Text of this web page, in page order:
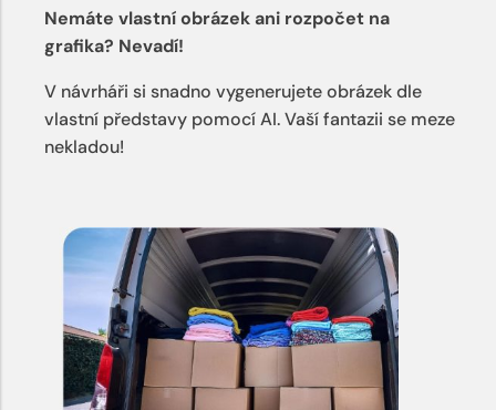
Nemáte vlastní obrázek ani rozpočet na
grafika? Nevadí!
V návrháři si snadno vygenerujete obrázek dle
vlastní představy pomocí AI. Vaší fantazii se meze
nekladou!